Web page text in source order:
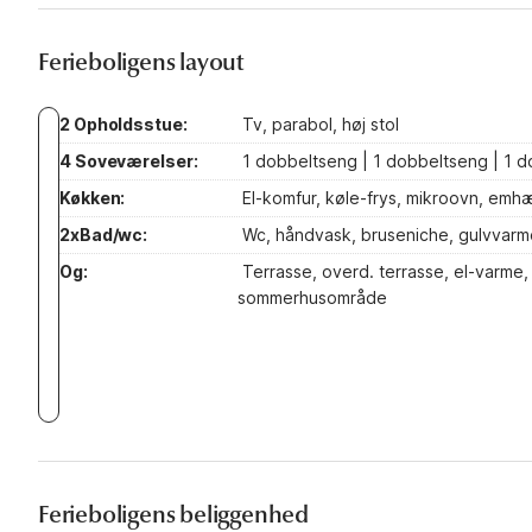
Ferieboligens layout
2 Opholdsstue:
Tv, parabol, høj stol
4 Soveværelser:
1 dobbeltseng | 1 dobbeltseng | 1
Køkken:
El-komfur, køle-frys, mikroovn,
2xBad/wc:
Wc, håndvask, bruseniche,
Og:
Terrasse, overd. terrasse, el-
sommerhusområde
Ferieboligens beliggenhed